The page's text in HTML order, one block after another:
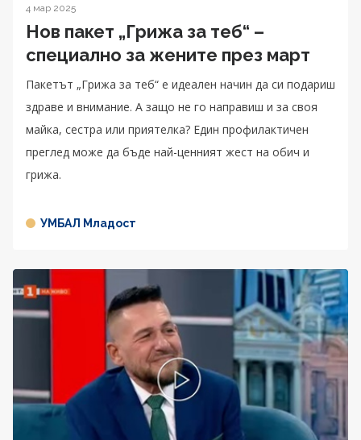
4 мар 2025
Нов пакет „Грижа за теб“ –
специално за жените през март
Пакетът „Грижа за теб“ е идеален начин да си подариш
здраве и внимание. А защо не го направиш и за своя
майка, сестра или приятелка? Един профилактичен
преглед може да бъде най-ценният жест на обич и
грижа.
УМБАЛ Младост